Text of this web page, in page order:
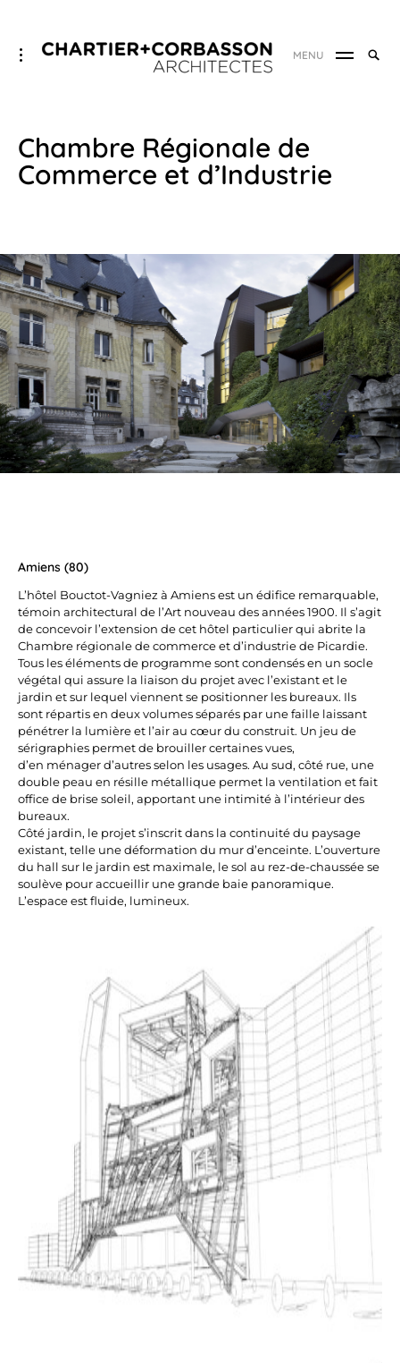
Skip
to
CHARTIER+CORBASSON
ARCHITECTES
toggle
MENU
Chambre Régionale de
Commerce et d’Industrie
Amiens (80)
L’hôtel Bouctot-Vagniez à Amiens est un édifice remarquable,
témoin architectural de l’Art nouveau des années 1900. Il s’agit
de concevoir l’extension de cet hôtel particulier qui abrite la
Chambre régionale de commerce et d’industrie de Picardie.
Tous les éléments de programme sont condensés en un socle
végétal qui assure la liaison du projet avec l’existant et le
jardin et sur lequel viennent se positionner les bureaux. Ils
sont répartis en deux volumes séparés par une faille laissant
pénétrer la lumière et l’air au cœur du construit. Un jeu de
sérigraphies permet de brouiller certaines vues,
d’en ménager d’autres selon les usages. Au sud, côté rue, une
double peau en résille métallique permet la ventilation et fait
office de brise soleil, apportant une intimité à l’intérieur des
bureaux.
Côté jardin, le projet s’inscrit dans la continuité du paysage
existant, telle une déformation du mur d’enceinte. L’ouverture
du hall sur le jardin est maximale, le sol au rez-de-chaussée se
soulève pour accueillir une grande baie panoramique.
L’espace est fluide, lumineux.